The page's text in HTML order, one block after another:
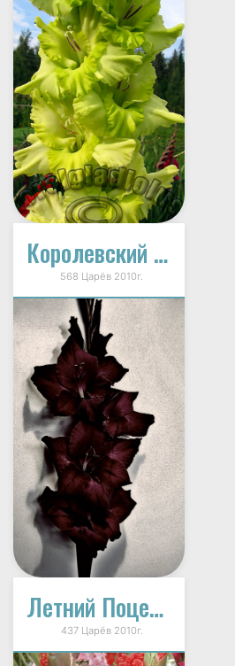
Королевский Панбархат
568 Царёв 2010г.
Летний Поцелуй
437 Царёв 2010г.